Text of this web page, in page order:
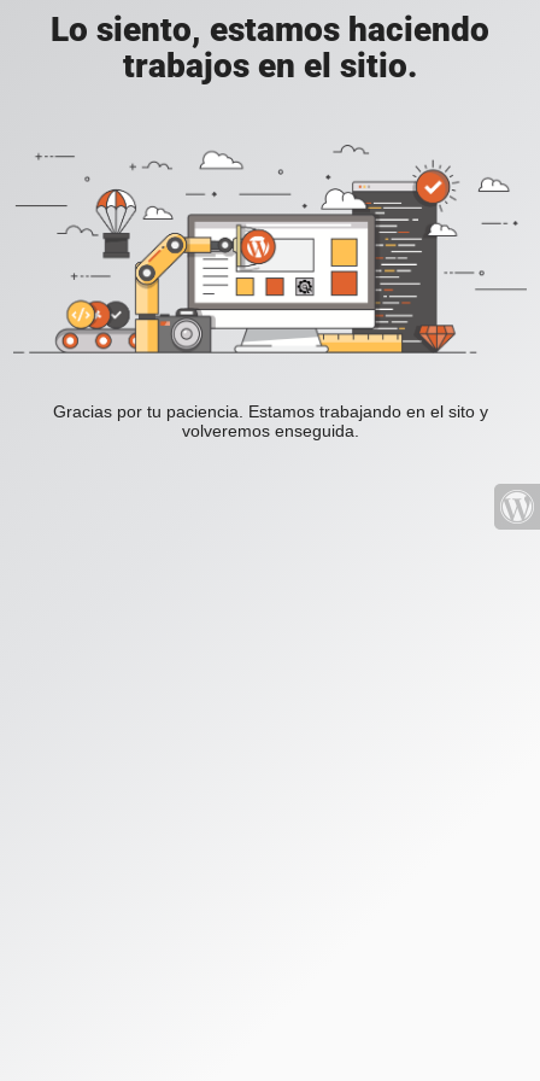
Lo siento, estamos haciendo
trabajos en el sitio.
Gracias por tu paciencia. Estamos trabajando en el sito y
volveremos enseguida.